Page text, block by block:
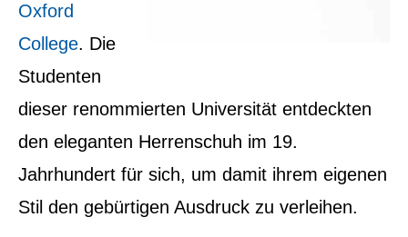
Oxford
College. Die
Studenten
dieser renommierten Universität entdeckten
den eleganten Herrenschuh im 19.
Jahrhundert für sich, um damit ihrem eigenen
Stil den gebürtigen Ausdruck zu verleihen.